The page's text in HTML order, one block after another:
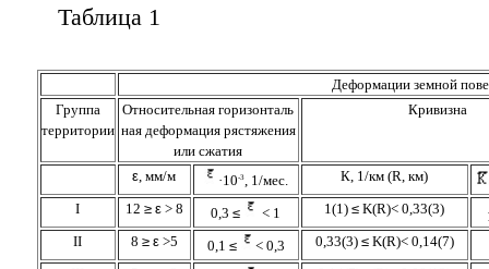
Таблица 1
Деформации земной
Группа
территории
Относительная горизонталь
ная деформация рястяжения
или сжатия
Кривизна
ε, мм/м ·10-3, 1/мес.
К, 1/км (R, км)
I
12 ≥ ε> 8 0,3 ≤ < 1 1(1) ≤ K(R)< 0,33(3)
II
8 ≥ ε>5 0,1 ≤ < 0,3 0,33(3) ≤K(R)< 0,14(7)